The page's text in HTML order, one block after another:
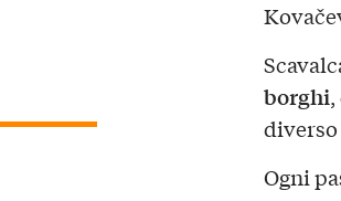
borghi,
diverso
Ogni